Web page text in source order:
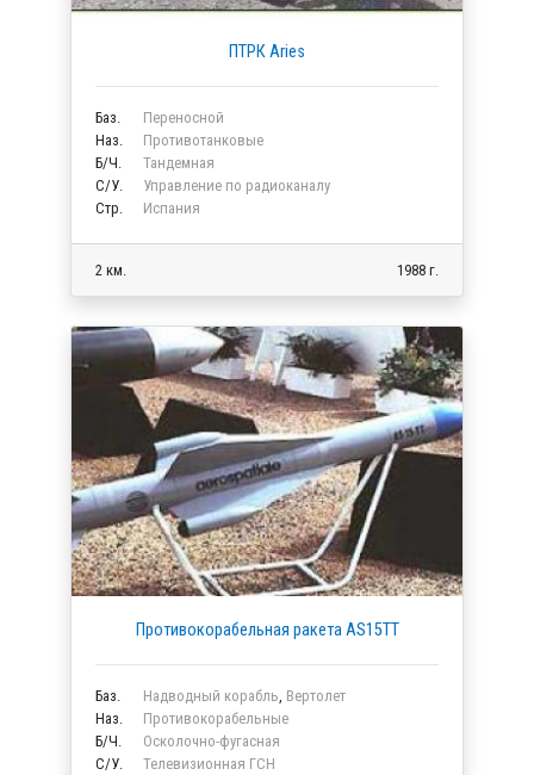
ПТРК Aries
Баз.
Переносной
Наз.
Противотанковые
Б/Ч.
Тандемная
C/У.
Управление по радиоканалу
Стр.
Испания
2 км. 1988 г.
Противокорабельная ракета AS15TT
Баз. Надводный корабль Вертолет
Наз.
Противокорабельные
Б/Ч.
Осколочно-фугасная
C/У.
Телевизионная ГСН